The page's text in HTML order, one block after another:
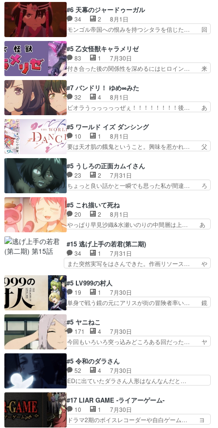
んへ…もう中学生な… 梅原の人が18歳になるま
での誕生プレゼン… なよなよした男（cv石田彰）
梅ちゃんがた…
にアサはいなかった逆にガブちゃんはい… 影森の
当主が際限なくツガイを増やせるのに… 今回はも
うガブちゃんさんの悲鳴にも似た怒… ユルと戦っ
た時から伏線が張られていたのが… しかしアサ
い筈のガブちゃん、アキオの… 色々とひっかけが
あって、最終的に嫌な終わ… ゴンゾウが従える大
量のツガイに何事かと思…
#6 天幕のジャードゥーガル
34 2
8月1日
モンゴル帝国への恨みを持つシタラを信じた… 回
タイの妃になってもその心は晴れず、モ… ドレゲ
ネの過去、宝石だった彼女が人になり… ドレゲネ
の過去、、辛かった、、あのジャタ… 年上旦那が
良い人でも、女は宝石でただ笑っ… ダイルの儀式
過去には同情の言葉しか…シ… 奥様に悲しい過
去…萌え袖が可愛いね、と思… ドレゲネとシタ
ラ、2人だけの同盟が結成さ…
#5 乙女怪獣キャラメリゼ
83 1
7月30日
付き合った後の関係性を深めるにはヒロイン… 来
とメスってて何この可愛い生物。クラス… 付き合
い始めたら始めたでまた違った悩みが… と一歩ず
つ踏み出す黒絵ちゃん微笑ま新汰の… ツインテー
ルが可愛いお茶目な妹ちゃんです… しかも過去も
らっしゃるからかしらお顔が… 黒絵「怪獣に憧れ
るのはいいけど自分自身が… 素の自分はどちらな
のかはまだ不明だが見せ…
#7 バンドリ！ ゆめ∞みた
32 4
8月1日
ビオラうっっっっっぜぇ！！！！！！！！後… あ
ラが悪魔すぎて気分が悪くなってきたこ… 声優ま
とめました(７話まで)仲町あられ/… ビオラの策略
がバッチリ嵌って最高wwwこ… 自信あれば評価
なんて気にしないし、充実し… ・バーチャルだけ
け？と思ったら歌唱シーン… の、らいぶシーン
＿!!­­--­­--­… それだけでええやん！！しかし、ビオラ
が仕…
#5 ワールド イズ ダンシング
10 1
8月1日
要は天才肌の餓鬼ということ。興味を惹かれ… 父
の鬼夜叉と田楽の増次郎。小さないざこ… 着眼点
は良くとも、先鋭的すぎるのか。芸能… 鬼夜叉は
石也と共に観世座をあとにし、三条… 観世座を離
れ、三条坊門御所で日々を送る鬼… 「お前(鬼夜
子舞勝負。鬼夜叉は猫の動き… 登場人物の我が強
い。新しい獅子舞に拘って… 第５話を
primevideoで視聴しまし…
#5 うしろの正面カムイさん
23 2
7月31日
ちょっと良い話かと一瞬でも思った私が間違… ろ
も1日お疲れ様でした～───昨晩～今… 幼女に拾
われたお市ちゃんの恩返し。化け猫… 役にて出演
させていただきました。ジョアン… トイ・ストー
リーみたいな始まり。流石に除… 猫相手になんで
し良い話化け猫は油が好物… 今回はあかやし1体
のみで15分。金持ちの… 今更だけど霊が性行為
で祓えることは何とな…
#5 これ描いて死ね
20 2
8月1日
やっぱり早見沙織&水瀬いのりの中間層は上… あ
人物が増えてわいわいしたところが好き… 初コミ
ティアで２０冊刷りは妥当だよね。俺… 藤森さん
のママ向けの漫画で、また涙腺が⋯… 〜漫画に
「想い」をこめよう｣娘に漫画であ… 何回この作
てコミティアっていいなあ。同… コミティア参加
のしおりを徹夜で作る先生(… お母さん、娘にあ
んな漫画描かれたら泣いち…
#15 逃げ上手の若君(第二期)
34 1
7月31日
また突然実写をはさんできた。作画リソース… や
歳まで童貞だと魔法使いになれるという… こっち
の諏訪の三大将もまたクセが強いw色… 頼重が完
全にブレーンだよね毎回敵キャラが… 弧次郎「欲
を我慢して強くなれるなら大飯食… 変化球な演出
ていただきました！最終的に… この高らかなDT
宣言、合田一人に通じるも… この作品は近年稀に
見るおっさんキャラの充…
#5 LV999の村人
19 1
7月30日
単身で戦う鏡の元にアリスが街の冒険者率い… 鏡
なががんばってくれたアリスの父ちゃん… 成長限
界が999である村人と定めた上位存… 大規模バト
ルシーンなのに会話してばっかり… やっぱり勇者
より強かったか笑統率力LV9… 普通の人間の親子
組みか‥Lv200帯の… そのために役割を超越する
者の出現させるた… アリスのお陰で他の勇者達も
共闘してくれ魔…
#5 ヤニねこ
171 4
7月30日
今回もいろいろ突っ込みどころある回だった… ヤ
ちゃんの恋愛話をしたり、タバコを生産… ここう
っすら思ったことズバリ言ってくれて… おかし
い、さわやかだ 世話好きの陰に支配… ヤクねこ
のクワガタ取りの話見て切なくなっ… 普段は選別
れww唐突な作画力の正… なんか今日はかなり一
瞬で終わっちまったっ… 先週と比べてまだまとも
に見えた。4話は過…
#5 令和のダラさん
52 4
7月30日
EDに出ていたダラさん人形はなんなんだと…
惨な過去がきっちり現代に継承されている… ダラ
さんと姉弟の母との出会いの話やはりダ… ダラさ
んの過去話も佳境…げに恐ろしいは人… 第５話感
想：２人の過剰な貢ぎ物?の礼とし… 第５話感
#17 LIAR GAME -ライアーゲーム-
10 1
7月30日
ドラマ2期のボイスレコーダーや自白ゲーム… ヨ